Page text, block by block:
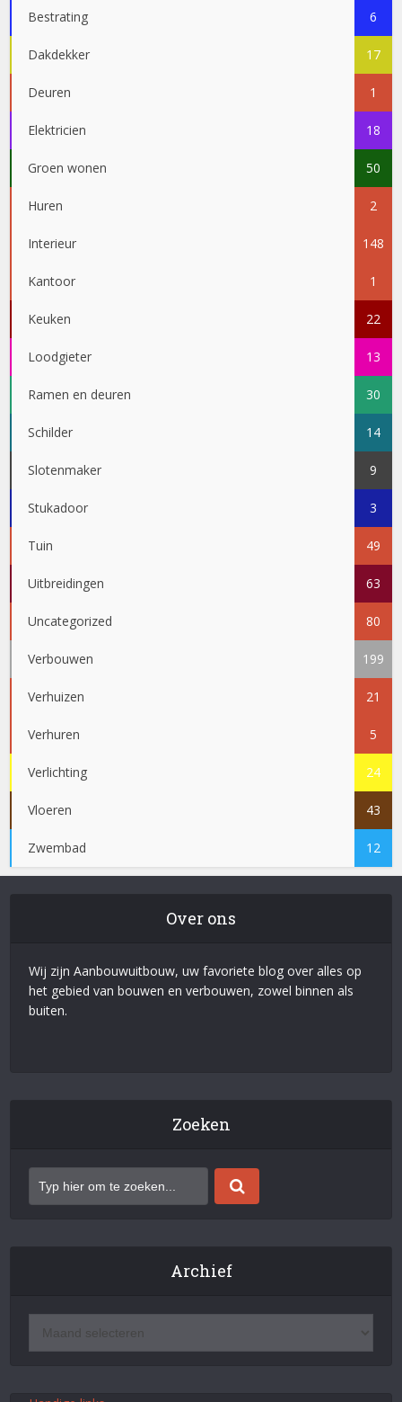
Bestrating 6
Dakdekker 17
Deuren 1
Elektricien 18
Groen wonen 50
Huren 2
Interieur 148
Kantoor 1
Keuken 22
Loodgieter 13
Ramen en deuren 30
Schilder 14
Slotenmaker 9
Stukadoor 3
Tuin 49
Uitbreidingen 63
Uncategorized 80
Verbouwen 199
Verhuizen 21
Verhuren 5
Verlichting 24
Vloeren 43
Zwembad 12
Over ons
Wij zijn Aanbouwuitbouw, uw favoriete blog over alles op
het gebied van bouwen en verbouwen, zowel binnen als
buiten.
Zoeken
Archief